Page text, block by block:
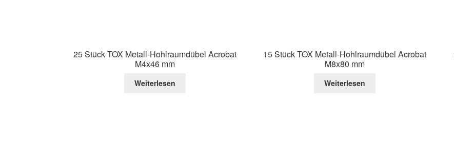
25 Stück TOX Metall-Hohlraumdübel Acrobat
M4x46 mm
Weiterlesen
15 Stück TOX Metall-Hohlraumdübel Acrobat
M8x80 mm
Weiterlesen